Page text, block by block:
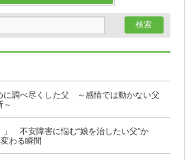
に調べ尽くした父 ～感情では動かない父
～
」 不安障害に悩む“娘を治したい父”か
わる瞬間